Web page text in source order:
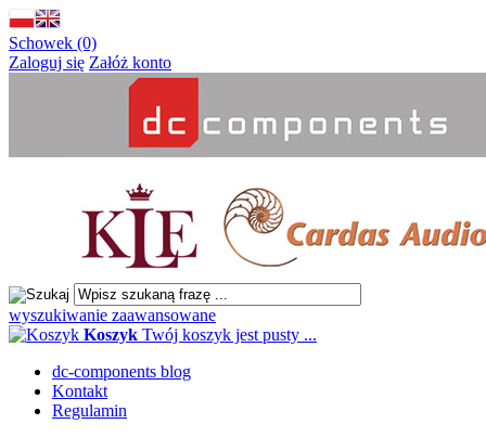
Schowek (0)
Zaloguj się Załóż konto
wyszukiwanie zaawansowane
Koszyk Twój koszyk jest pusty ...
dc-components blog
Kontakt
Regulamin